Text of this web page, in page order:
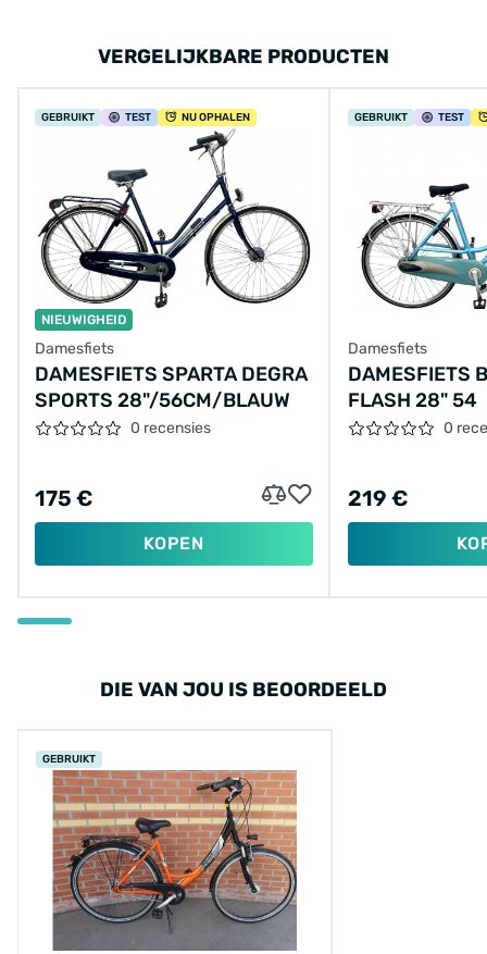
VERGELIJKBARE PRODUCTEN
GEBRUIKT TEST NU OPHALEN
NIEUWIGHEID
Damesfiets
DAMESFIETS SPARTA DEGRA
SPORTS 28"/56CM/BLAUW
0 recensies
175 €
KOPEN
GEBRUIKT TEST
Damesfiets
DAMESFIETS
FLASH 28" 54
0
219 €
DIE VAN JOU IS BEOORDEELD
GEBRUIKT